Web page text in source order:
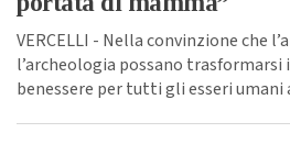
VERCELLI - Nella convinzione che
l’archeologia possano
benessere per tutti gli esseri umani